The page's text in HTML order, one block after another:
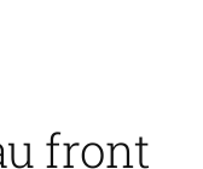
front